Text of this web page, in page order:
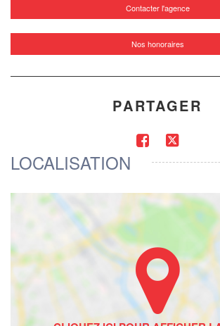
Contacter l'agence
Nos honoraires
PARTAGER
LOCALISATION